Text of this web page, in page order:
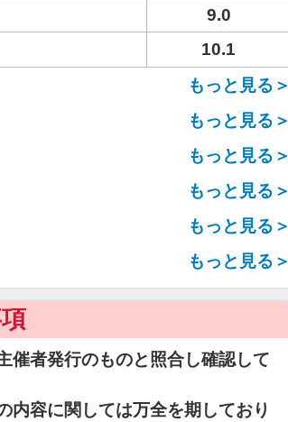
9.0
10.1
もっと見る＞
もっと見る＞
もっと見る＞
もっと見る＞
もっと見る＞
もっと見る＞
催者発行のものと照合し確認して
内容に関しては万全を期しており